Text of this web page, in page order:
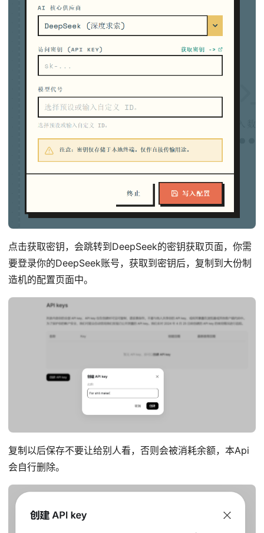
点击获取密钥，会跳转到DeepSeek的密钥获取页面，你需
要登录你的DeepSeek账号，获取到密钥后，复制到大份制
造机的配置页面中。
复制以后保存不要让给别人看，否则会被消耗余额，本Api
会自行删除。